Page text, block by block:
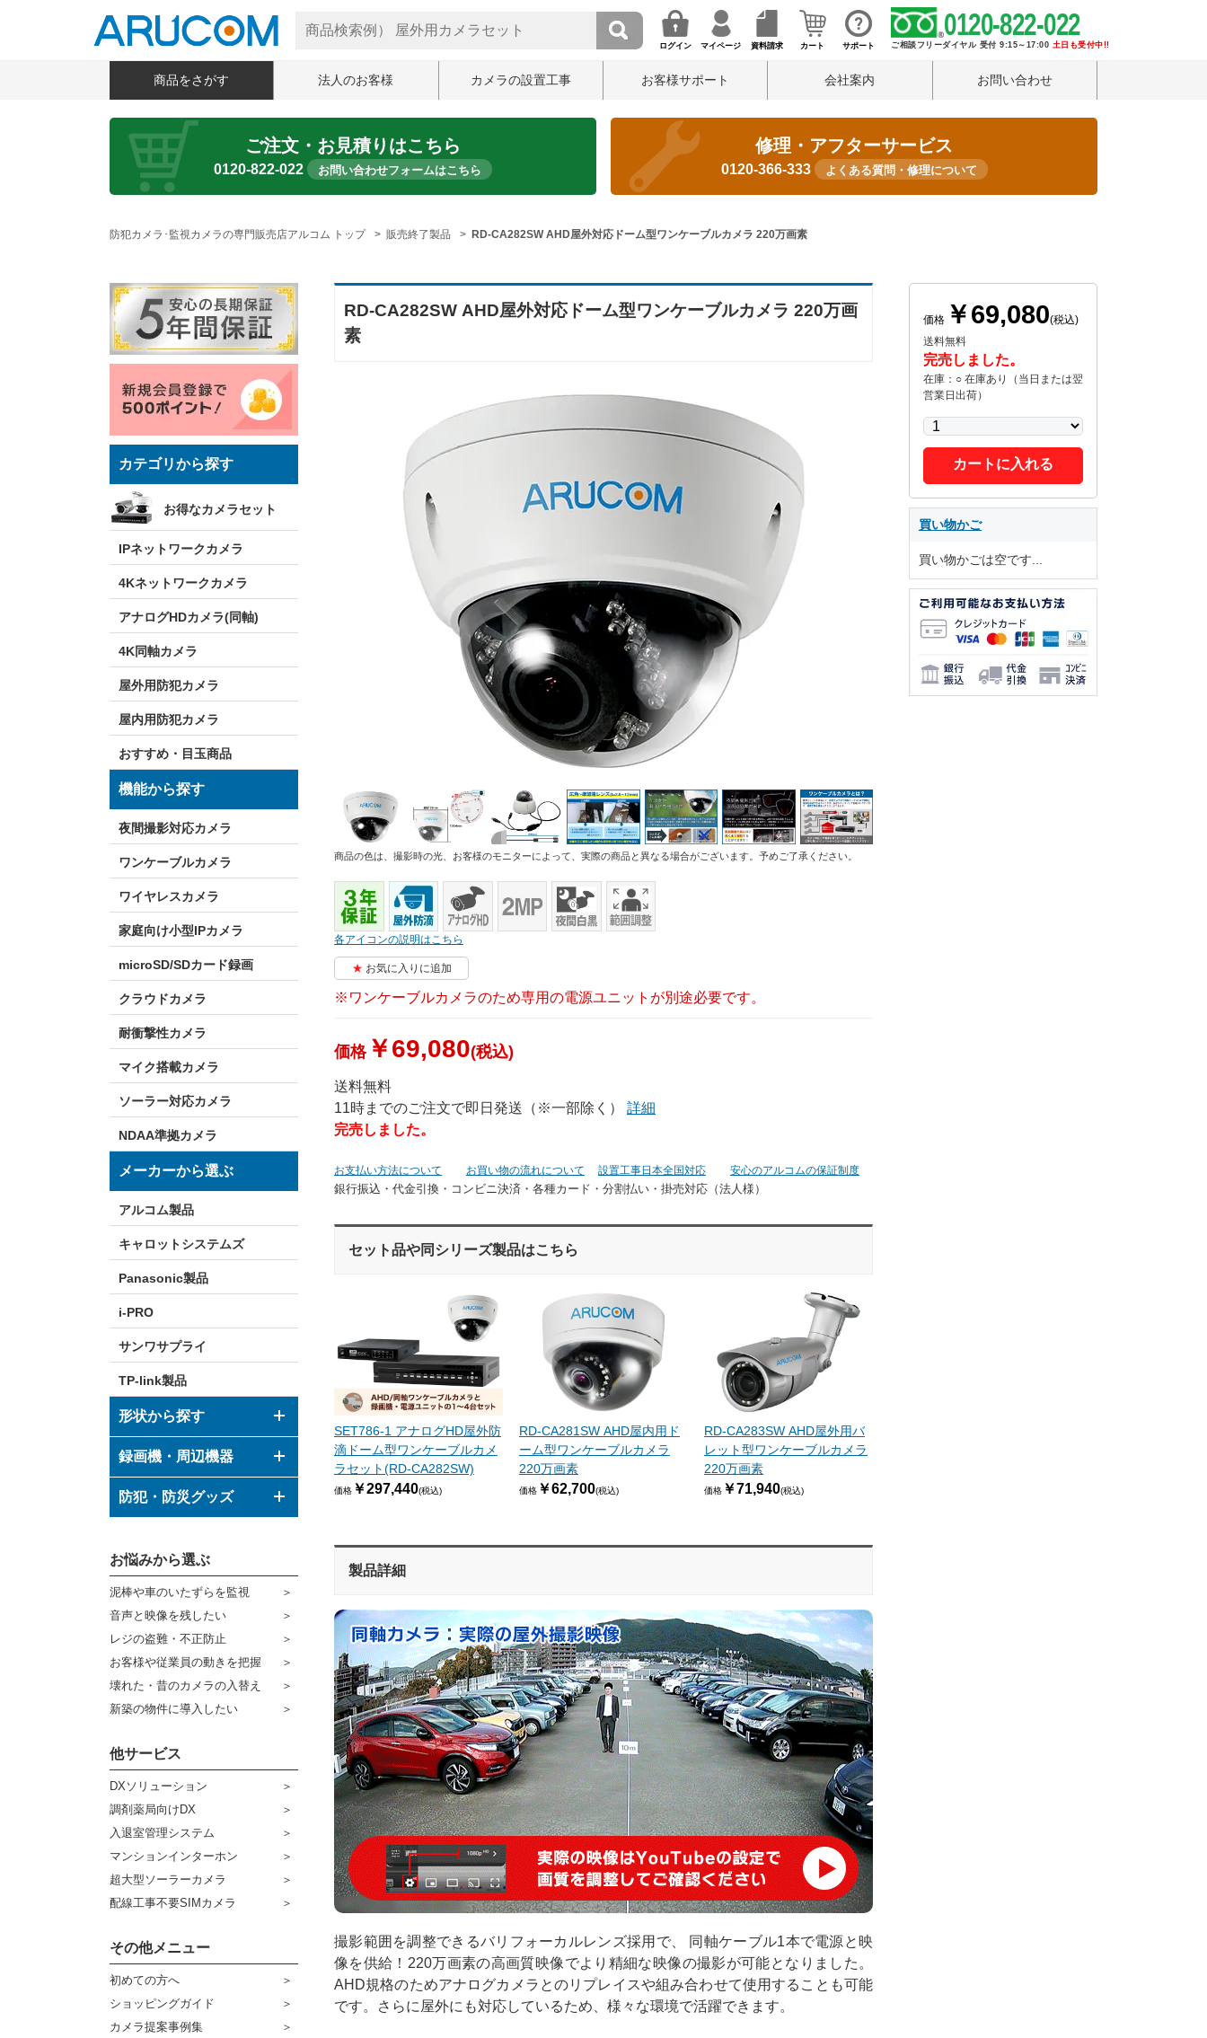
ログイン マイページ 資料請求 カート サポート
0120-822-022
ご相談フリーダイヤル 受付 9:15～17:00 土日も受付中!!
商品をさがす 法人のお客様 カメラの設置工事 お客様サポート 会社案内 お問い合わせ
ご注文・お見積りはこちら
0120-822-022 お問い合わせフォームはこちら
修理・アフターサービス
0120-366-333 よくある質問・修理について
防犯カメラ･監視カメラの専門販売店アルコム トップ 販売終了製品 RD-CA282SW AHD屋外対応ドーム型ワンケーブルカメラ 220万画素
カテゴリから探す
お得なカメラセット
IPネットワークカメラ
4Kネットワークカメラ
アナログHDカメラ(同軸)
4K同軸カメラ
屋外用防犯カメラ
屋内用防犯カメラ
おすすめ・目玉商品
機能から探す
夜間撮影対応カメラ
ワンケーブルカメラ
ワイヤレスカメラ
家庭向け小型IPカメラ
microSD/SDカード録画
クラウドカメラ
耐衝撃性カメラ
マイク搭載カメラ
ソーラー対応カメラ
NDAA準拠カメラ
メーカーから選ぶ
アルコム製品
キャロットシステムズ
Panasonic製品
i-PRO
サンワサプライ
TP-link製品
形状から探す
ドーム型カメラ
ボックス型カメラ
その他形状のカメラ
録画機・周辺機器
デジタルレコーダー
ハウジング
ブラケット
ケーブル
コネクター
その他周辺機器
防犯・防災グッズ
防災グッズ
センサーライト・アラーム
防犯ステッカー
宅配ボックス
販売終了商品
お悩みから選ぶ
泥棒や車のいたずらを監視
音声と映像を残したい
レジの盗難・不正防止
お客様や従業員の動きを把握
壊れた・昔のカメラの入替え
新築の物件に導入したい
他サービス
DXソリューション
調剤薬局向けDX
入退室管理システム
マンションインターホン
超大型ソーラーカメラ
配線工事不要SIMカメラ
その他メニュー
初めての方へ
ショッピングガイド
カメラ提案事例集
RD-CA282SW AHD屋外対応ドーム型ワンケーブルカメラ 220万画
素
商品の色は、撮影時の光、お客様のモニターによって、実際の商品と異なる場合がございます。予めご了承ください。
各アイコンの説明はこちら
お気に入りに追加
※ワンケーブルカメラのため専用の電源ユニットが別途必要です。
価格￥69,080(税込)
送料無料
11時までのご注文で即日発送（※一部除く） 詳細
完売しました。
お支払い方法について お買い物の流れについて 設置工事日本全国対応 安心のアルコムの保証制度
銀行振込・代金引換・コンビニ決済・ 各種カード・分割払い・掛売対応（法人様）
セット品や同シリーズ製品はこちら
SET786-1 アナログHD屋外防
滴ドーム型ワンケーブルカメ
ラセット(RD-CA282SW)
価格 ￥297,440(税込)
RD-CA281SW AHD屋内用ド
ーム型ワンケーブルカメラ
220万画素
価格 ￥62,700(税込)
RD-CA283SW AHD屋外用バ
レット型ワンケーブルカメラ
220万画素
価格 ￥71,940(税込)
製品詳細
撮影範囲を調整できるバリフォーカルレンズ採用で、 同軸ケーブル1本で電源と映
像を供給！220万画素の高画質映像でより精細な映像の撮影が可能となりました。
AHD規格のためアナログカメラとのリプレイスや組み合わせて使用することも可能
です。さらに屋外にも対応しているため、様々な環境で活躍できます。
価格 ￥69,080(税込)
送料無料
完売しました。
在庫：○ 在庫あり（当日または翌
営業日出荷）
カートに入れる
買い物かご
買い物かごは空です...